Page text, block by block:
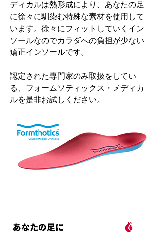
ディカルは熱形成により、あなたの足
に徐々に馴染む特殊な素材を使用して
います。徐々にフィットしていくイン
ソールなのでカラダへの負担が少ない
矯正インソールです。
認定された専門家のみ取扱をしてい
る、フォームソティックス・メディカ
ルを是非お試しください。